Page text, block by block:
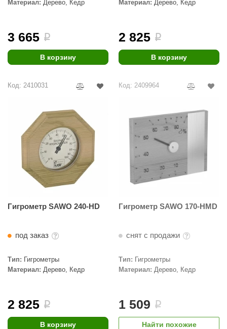
Материал: Дерево, Кедр
3 665 i
В корзину
Материал: Дерево, Кедр
2 825 i
В корзину
Код: 2410031
Гигрометр SAWO 240-HD
под заказ
Тип: Гигрометры
Материал: Дерево, Кедр
2 825 i
В корзину
Код: 2409964
Гигрометр SAWO 170-HMD
снят с продажи
Тип: Гигрометры
Материал: Дерево, Кедр
1 509 i
Найти похожие